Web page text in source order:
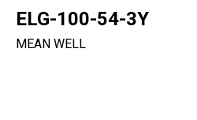
ELG-100-54-3Y
MEAN WELL